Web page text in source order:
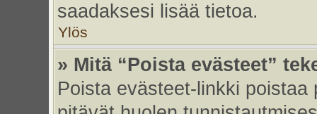
saadaksesi lisää tietoa.
Ylös
» Mitä “Poista evästeet”
Poista evästeet-linkki